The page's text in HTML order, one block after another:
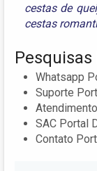
cestas de
cestas
Whatsapp
Suporte
SAC Portal
Contato